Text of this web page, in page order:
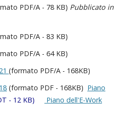
PDF/A - 78 KB) Pubblicato in
PDF/A - 83 KB)
PDF/A - 64 KB)
(formato PDF/A - 168KB)
(formato PDF - 168KB) Piano
- 12 KB)
Piano dell'E-Work